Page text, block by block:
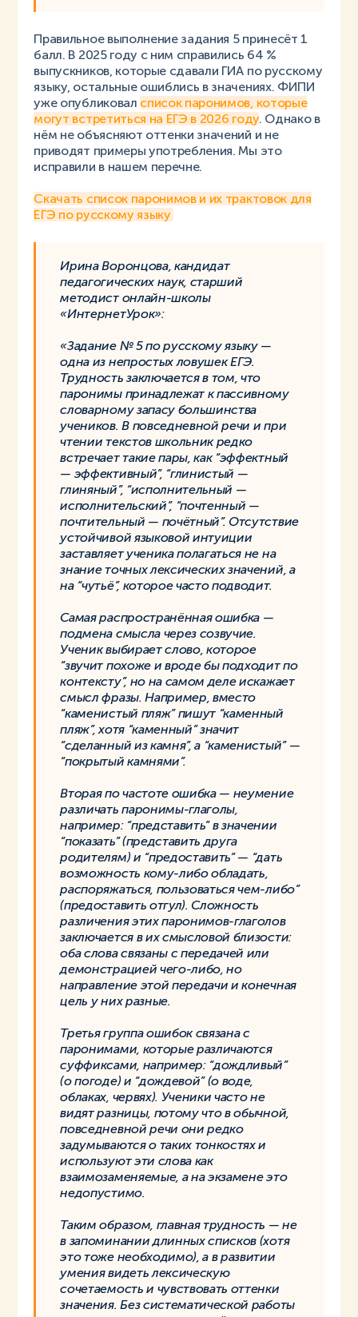
Правильное выполнение задания 5 принесёт 1
балл. В 2025 году с ним справились 64 %
выпускников, которые сдавали ГИА по русскому
языку, остальные ошиблись в значениях. ФИПИ
уже опубликовал список паронимов, которые
могут встретиться на ЕГЭ в 2026 году. Однако в
нём не объясняют оттенки значений и не
приводят примеры употребления. Мы это
исправили в нашем перечне.
Скачать список паронимов и их трактовок для
ЕГЭ по русскому языку
Ирина Воронцова, кандидат
педагогических наук, старший
методист онлайн-школы
«ИнтернетУрок»:
«Задание № 5 по русскому языку —
одна из непростых ловушек ЕГЭ.
Трудность заключается в том, что
паронимы принадлежат к пассивному
словарному запасу большинства
учеников. В повседневной речи и при
чтении текстов школьник редко
встречает такие пары, как “эффектный
— эффективный”, “глинистый —
глиняный”, “исполнительный —
исполнительский”, “почтенный —
почтительный — почётный”. Отсутствие
устойчивой языковой интуиции
заставляет ученика полагаться не на
знание точных лексических значений, а
на “чутьё”, которое часто подводит.
Самая распространённая ошибка —
подмена смысла через созвучие.
Ученик выбирает слово, которое
“звучит похоже и вроде бы подходит по
контексту”, но на самом деле искажает
смысл фразы. Например, вместо
“каменистый пляж” пишут “каменный
пляж”, хотя “каменный” значит
“сделанный из камня”, а “каменистый” —
“покрытый камнями”.
Вторая по частоте ошибка — неумение
различать паронимы-глаголы,
например: “представить” в значении
“показать” (представить друга
родителям) и “предоставить” — “дать
возможность кому-либо обладать,
распоряжаться, пользоваться чем-либо”
(предоставить отгул). Сложность
различения этих паронимов-глаголов
заключается в их смысловой близости:
оба слова связаны с передачей или
демонстрацией чего-либо, но
направление этой передачи и конечная
цель у них разные.
Третья группа ошибок связана с
паронимами, которые различаются
суффиксами, например: “дождливый”
(о погоде) и “дождевой” (о воде,
облаках, червях). Ученики часто не
видят разницы, потому что в обычной,
повседневной речи они редко
задумываются о таких тонкостях и
используют эти слова как
взаимозаменяемые, а на экзамене это
недопустимо.
Таким образом, главная трудность — не
в запоминании длинных списков (хотя
это тоже необходимо), а в развитии
умения видеть лексическую
сочетаемость и чувствовать оттенки
значения. Без систематической работы